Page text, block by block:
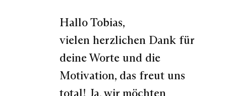
Hallo Tobias,
vielen herzlichen Dank für
deine Worte und die
Motivation, das freut uns
total! Ja, wir möchten